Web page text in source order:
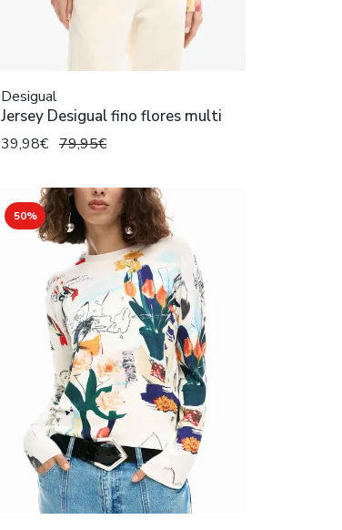
Desigual
Jersey Desigual fino flores multi
39,98€ 79,95€
50%